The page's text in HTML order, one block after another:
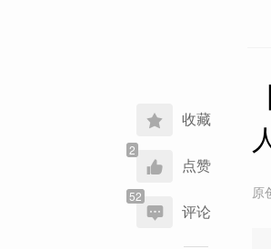
收藏
点赞
评论
原